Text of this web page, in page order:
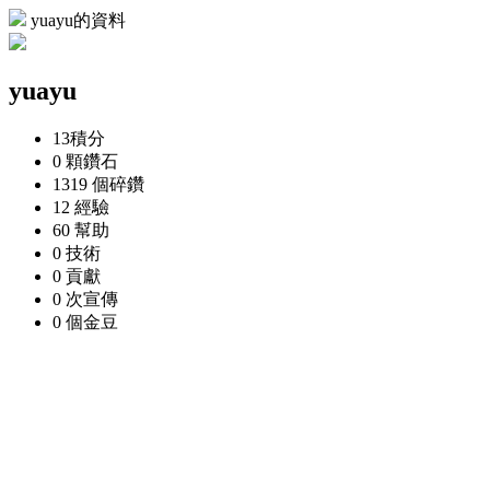
yuayu的資料
yuayu
13積分
0 顆鑽石
1319 個碎鑽
12 經驗
60 幫助
0 技術
0 貢獻
0 次宣傳
0 個金豆